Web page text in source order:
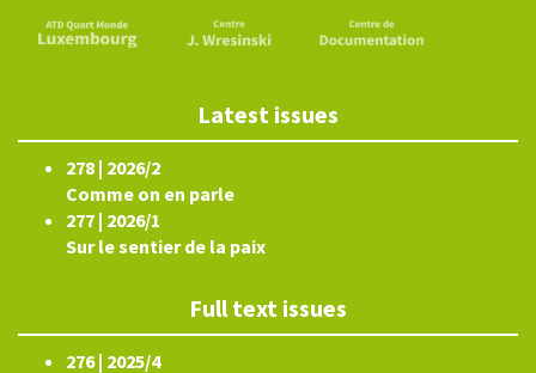
Latest issues
278 | 2026/2
Comme on en parle
277 | 2026/1
Sur le sentier de la paix
Full text issues
276 | 2025/4